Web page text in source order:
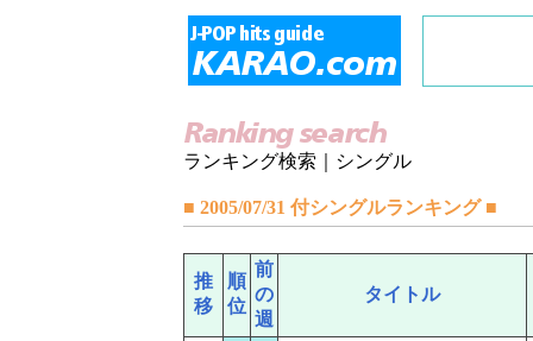
ランキング検索｜シングル
■ 2005/07/31 付シングルランキング ■
推
移
順
位
前
の
週
タイトル